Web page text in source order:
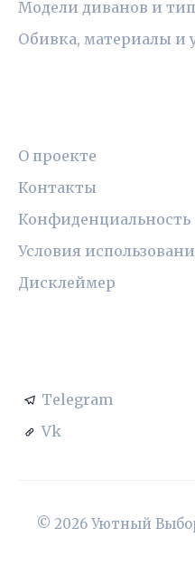
Модели диванов и
Обивка, материалы и
О проекте
Контакты
Конфиденциальность
Условия
Дисклеймер
Telegram
Vk
© 2026 Уютный